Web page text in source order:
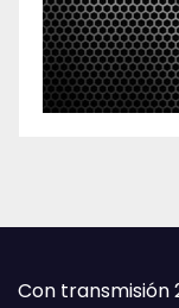
Con transmisión